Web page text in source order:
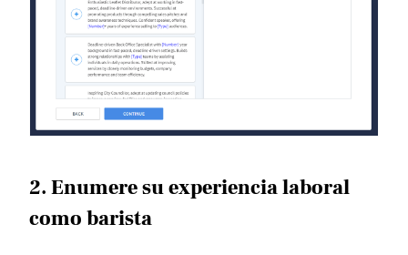
2. Enumere su experiencia laboral
como barista